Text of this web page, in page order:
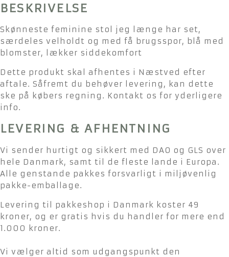
BESKRIVELSE
Skønneste feminine stol jeg længe har set,
særdeles velholdt og med få brugsspor, blå med
blomster, lækker siddekomfort
Dette produkt skal afhentes i Næstved efter
aftale. Såfremt du behøver levering, kan dette
ske på købers regning. Kontakt os for yderligere
info.
LEVERING & AFHENTNING
Vi sender hurtigt og sikkert med DAO og GLS over
hele Danmark, samt til de fleste lande i Europa.
Alle genstande pakkes forsvarligt i miljøvenlig
pakke-emballage.
Levering til pakkeshop i Danmark koster 49
kroner, og er gratis hvis du handler for mere end
1.000 kroner.
Vi vælger altid som udgangspunkt den